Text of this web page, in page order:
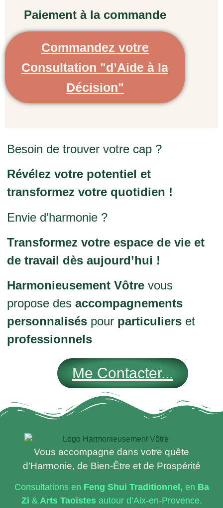
Paiement à la commande
Commandez votre
Consultation "d’Aide à la
Décision"
Besoin de trouver votre cap ?
Révélez votre potentiel et
transformez votre quotidien !
Envie d’harmonie ?
Transformez votre espace de vie et
de travail dès aujourd’hui !
Harmonieusement Vôtre vous
propose des accompagnements
personnalisés pour particuliers et
professionnels
Me Contacter...
Vous accompagne dans votre quête
d’Harmonie, de Bien-Être et de Prospérité
Consultations en Feng Shui Traditionnel, en Ba
Zi &Arts Taoïstes autour d’Aix-en-Provence,